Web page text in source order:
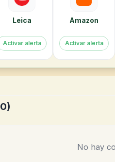
Leica
Activar alerta
Amazon
Activar alerta
0)
No hay